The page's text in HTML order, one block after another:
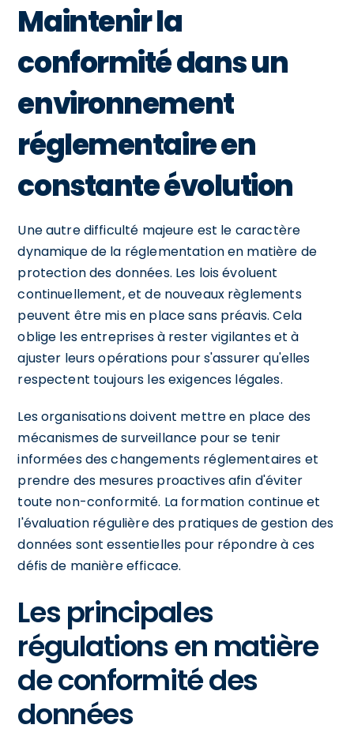
Maintenir la
conformité dans un
environnement
réglementaire en
constante évolution
Une autre difficulté majeure est le caractère
dynamique de la réglementation en matière de
protection des données. Les lois évoluent
continuellement, et de nouveaux règlements
peuvent être mis en place sans préavis. Cela
oblige les entreprises à rester vigilantes et à
ajuster leurs opérations pour s'assurer qu'elles
respectent toujours les exigences légales.
Les organisations doivent mettre en place des
mécanismes de surveillance pour se tenir
informées des changements réglementaires et
prendre des mesures proactives afin d'éviter
toute non-conformité. La formation continue et
l'évaluation régulière des pratiques de gestion des
données sont essentielles pour répondre à ces
défis de manière efficace.
Les principales
régulations en matière
de conformité des
données